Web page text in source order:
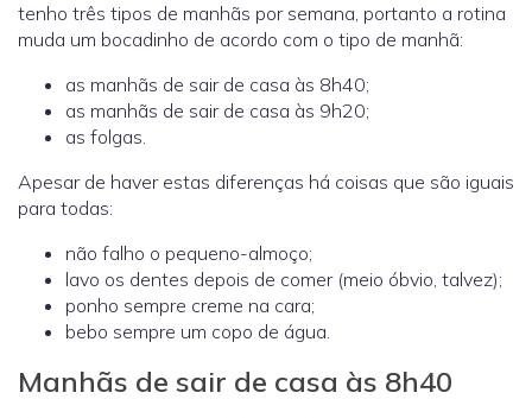
tenho três tipos de manhãs por semana, portanto a rotina
muda um bocadinho de acordo com o tipo de manhã:
as manhãs de sair de casa às 8h40;
as manhãs de sair de casa às 9h20;
as folgas.
Apesar de haver estas diferenças há coisas que são iguais
para todas:
não falho o pequeno-almoço;
lavo os dentes depois de comer (meio óbvio, talvez);
ponho sempre creme na cara;
bebo sempre um copo de água.
Manhãs de sair de casa às 8h40